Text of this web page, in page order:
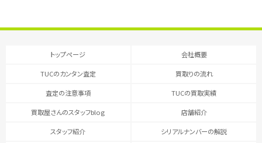
トップページ 会社概要
TUCのカンタン査定 買取りの流れ
査定の注意事項 TUCの買取実績
買取屋さんのスタッフblog 店舗紹介
スタッフ紹介 シリアルナンバーの解説